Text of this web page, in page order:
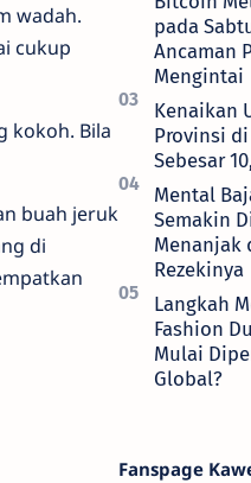
wadah.
cukup
kokoh. Bila
buah jeruk
di
pada
Ancaman
Mengintai
Kenaikan
Provinsi
Sebesar
Mental
Semakin
Menanjak
Rezekinya
Langkah
Fashion
Mulai
Global?
Fanspage